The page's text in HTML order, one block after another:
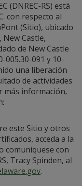
(DNREC-RS) está
con respecto al
(Sitio), ubicado
New Castle,
de New Castle
005.30-091 y 10-
una liberación
de actividades
información,
este Sitio y otros
acceda a la
comuníquese con
Tracy Spinden, al
.